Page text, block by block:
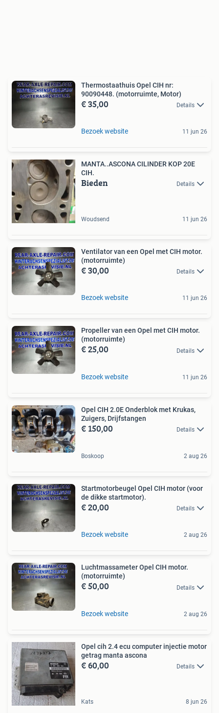
Thermostaathuis Opel CIH nr:
90090448. (motorruimte, Motor)
€ 35,00 Details
Bezoek website 11 jun 26
MANTA..ASCONA CILINDER KOP 20E
CIH.
Bieden Details
Woudsend 11 jun 26
Ventilator van een Opel met CIH motor.
(motorruimte)
€ 30,00 Details
Bezoek website 11 jun 26
Propeller van een Opel met CIH motor.
(motorruimte)
€ 25,00 Details
Bezoek website 11 jun 26
Opel CIH 2.0E Onderblok met Krukas,
Zuigers, Drijfstangen
€ 150,00 Details
Boskoop 2 aug 26
Startmotorbeugel Opel CIH motor (voor
de dikke startmotor).
€ 20,00 Details
Bezoek website 2 aug 26
Luchtmassameter Opel CIH motor.
(motorruimte)
€ 50,00 Details
Bezoek website 2 aug 26
Opel cih 2.4 ecu computer injectie motor
getrag manta ascona
€ 60,00 Details
Kats 8 jun 26